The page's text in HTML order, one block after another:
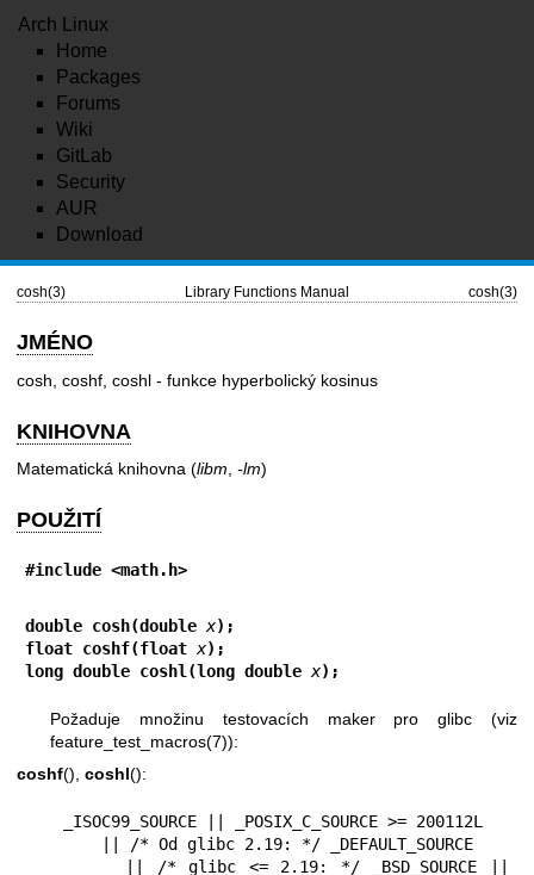
Arch Linux
Home
Packages
Forums
Wiki
GitLab
Security
AUR
Download
cosh(3) Library Functions Manual cosh(3)
JMÉNO
cosh, coshf, coshl - funkce hyperbolický kosinus
KNIHOVNA
Matematická knihovna (libm -lm)
POUŽITÍ
#include <math.h>
double cosh(double x);
float coshf(float x);
long double coshl(long double x);
Požaduje množinu testovacích maker pro glibc (viz
feature_test_macros(7)):
coshf(), coshl():